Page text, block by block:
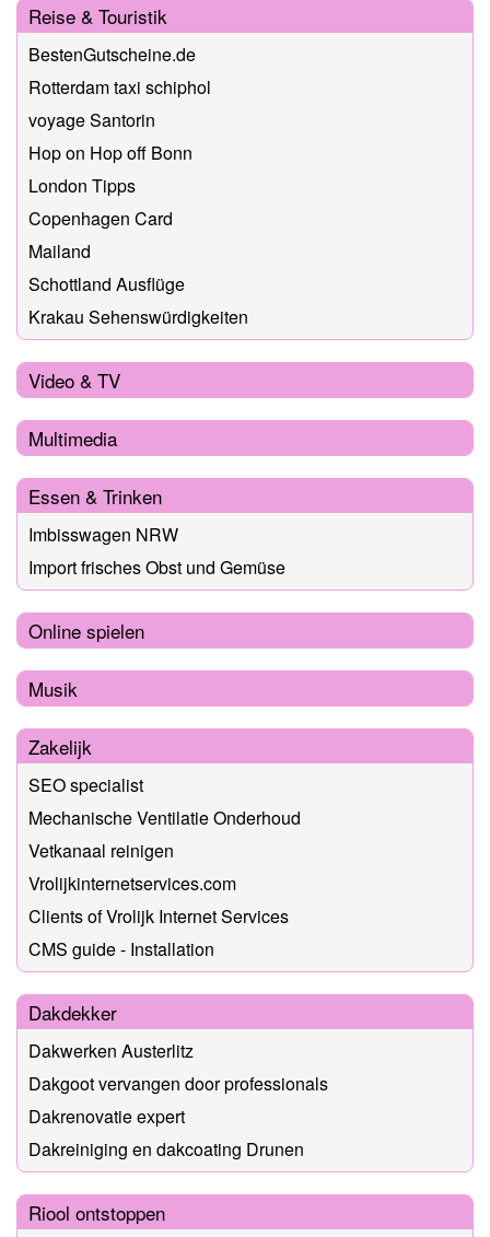
Reise & Touristik
BestenGutscheine.de
Rotterdam taxi schiphol
voyage Santorin
Hop on Hop off Bonn
London Tipps
Copenhagen Card
Mailand
Schottland Ausflüge
Krakau Sehenswürdigkeiten
Video & TV
Multimedia
Essen & Trinken
Imbisswagen NRW
Import frisches Obst und Gemüse
Online spielen
Musik
Zakelijk
SEO specialist
Mechanische Ventilatie Onderhoud
Vetkanaal reinigen
Vrolijkinternetservices.com
Clients of Vrolijk Internet Services
CMS guide - Installation
Dakdekker
Dakwerken Austerlitz
Dakgoot vervangen door professionals
Dakrenovatie expert
Dakreiniging en dakcoating Drunen
Riool ontstoppen